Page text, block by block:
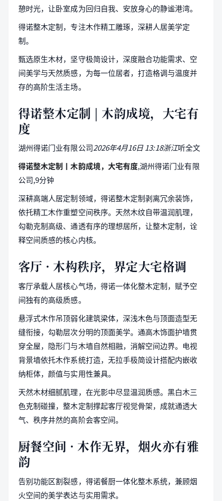
憩时光，让卧室成为回归自我、安放身心的静谧港湾。
得诺整木定制，专注木作精工雕琢，深耕人居美学定
制。
甄选原生木材，坚守极简设计，深度融合功能需求、空
间美学与天然质感，为每一位居者，打造格调与温度并
存的高阶生活主场。
得诺整木定制 | 木韵成境，大宅有
度
湖州得诺门业有限公司2026年4月16日 13:18浙江听全文
得诺整木定制丨木韵成境，大宅有度,湖州得诺门业有限
公司,9分钟
深耕高端人居定制领域，得诺整木定制剥离冗余装饰，
依托精工木作重塑空间秩序。天然木纹自带温润肌理，
勾勒克制高级、通透有序的理想居所，让整木定制，诠
释空间质感的核心内核。
客厅 · 木构秩序，界定大宅格调
客厅承载人居核心气场，得诺一体化整木定制，赋予空
间独有的高级质感。
悬浮式木作吊顶弱化建筑梁体，深浅木色与顶面造型无
缝衔接，勾勒层次分明的顶面美学。通高木饰面护墙贯
穿全屋，隐形门与木墙自然相融，消解空间边界。电视
背景墙依托木作系统打造，无拉手极简设计搭配内嵌收
纳柜体，颜值与实用性兼具。
天然木材细腻肌理，在光影中尽显温润质感。黑白木三
色克制碰撞，整木定制撑起客厅视觉骨架，成就通透大
气、秩序井然的高阶会客空间。
厨餐空间 · 木作无界，烟火亦有雅
韵
告别功能区割裂感，得诺餐厨一体化整木系统，兼顾烟
火空间的美学表达与实用需求。